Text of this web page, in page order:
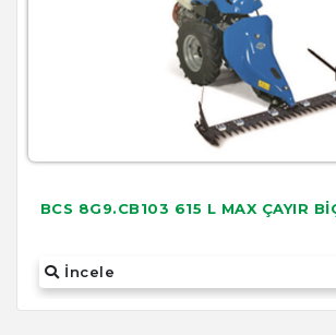
BCS 8G9.CB103 615 L MAX ÇAYIR
İncele